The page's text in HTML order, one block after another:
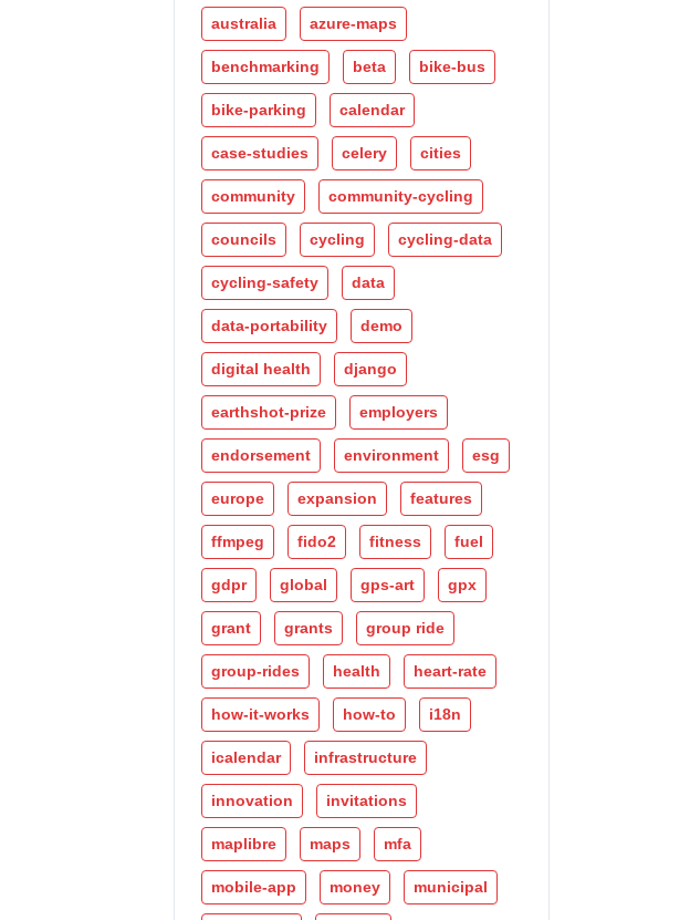
australia azure-maps
benchmarking beta bike-bus
bike-parking calendar
case-studies celery cities
community community-cycling
councils cycling cycling-data
cycling-safety data
data-portability demo
digital health django
earthshot-prize employers
endorsement environment esg
europe expansion features
ffmpeg fido2 fitness fuel
gdpr global gps-art gpx
grant grants group ride
group-rides health heart-rate
how-it-works how-to i18n
icalendar infrastructure
innovation invitations
maplibre maps mfa
mobile-app money municipal